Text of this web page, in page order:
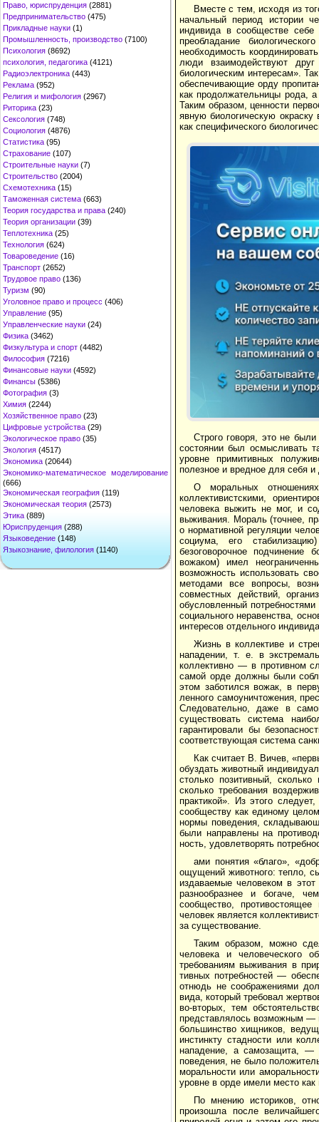
Право, юриспруденция (2881)
Предпринимательство (475)
Прикладные науки (1)
Промышленность, производство (7100)
Психология (8692)
психология, педагогика (4121)
Радиоэлектроника (443)
Реклама (952)
Религия и мифология (2967)
Риторика (23)
Сексология (748)
Социология (4876)
Статистика (95)
Страхование (107)
Строительные науки (7)
Строительство (2004)
Схемотехника (15)
Таможенная система (663)
Теория государства и права (240)
Теория организации (39)
Теплотехника (25)
Технология (624)
Товароведение (16)
Транспорт (2652)
Трудовое право (136)
Туризм (90)
Уголовное право и процесс (406)
Управление (95)
Управленческие науки (24)
Физика (3462)
Физкультура и спорт (4482)
Философия (7216)
Финансовые науки (4592)
Финансы (5386)
Фотография (3)
Химия (2244)
Хозяйственное право (23)
Цифровые устройства (29)
Экологическое право (35)
Экология (4517)
Экономика (20644)
Экономико-математическое моделирование
(666)
Экономическая география (119)
Экономическая теория (2573)
Этика (889)
Юриспруденция (288)
Языковедение (148)
Языкознание, филология (1140)
Вместе с тем, исходя из
начальный период истории
индивида в сообществе себе
преобладание
необходимость
люди вза­имодействуют
биологическим интересам».
обеспечивающие орду
как продолжательницы рода,
Таким образом, ценности
явную биологическую
как спе­цифического
Строго говоря, это не
состоянии был осмысливать
уровне примитивных
полезное и вредное для себя
О моральных
коллективистскими,
человека выжить не мог, и
выживания. Мораль (точнее,
о нор­мативной регуляции
социума, его
безоговорочное
вожаком) имел
возможность ис­пользовать
методами все вопросы,
совместных действий,
обуслов­ленный
социального нера­венства,
интересов отдельного
Жизнь в коллективе и
нападении, т. е. в
коллективно — в противном
самой орде должны были
этом заботился вожак, в
ленного самоуничтожения,
Сле­довательно, даже в
существовать система
гарантировали бы
соответствующая система
Как считает В. Вичев,
обуздать животный
столько позитивный,
сколько требования
практикой». Из этого
сообществу как единому
нормы поведения,
были направлены на
ность, удовлетворять
ами понятия «благо»,
ощущений жи­вотного: тепло,
издаваемые человеком в
разнообразнее и богаче,
сообщество,
человек являет­ся
за существование.
Таким образом, можно
человека и челове­ческого
требованиям выживания в
тивных потребностей —
отнюдь не соображениями
вида, который требовал
во-вторых, тем
представлялось возможным —
большинство хищников,
инстинкту стадности или
нападение, а самоза­щита, —
поведения, не было
моральности или
уровне в орде имели место
По мнению историков,
произошла пос­ле